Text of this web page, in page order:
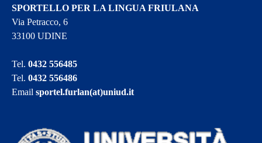
SPORTELLO PER LA LINGUA FRIULANA
Via Petracco, 6
33100 UDINE
Tel.0432 556485
Tel.0432 556486
Emailsportel.furlan(at)uniud.it